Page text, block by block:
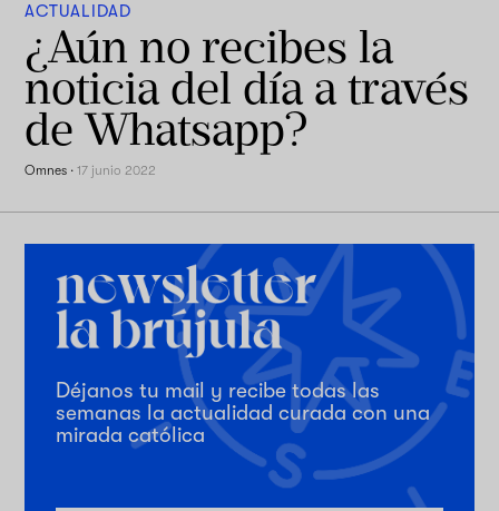
ACTUALIDAD
¿Aún no recibes la
noticia del día a través
de Whatsapp?
Omnes ·17 junio 2022
Déjanos tu mail y recibe todas las
semanas la actualidad curada con una
mirada católica